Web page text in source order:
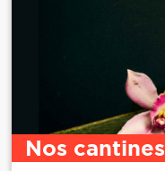
Nos cantines